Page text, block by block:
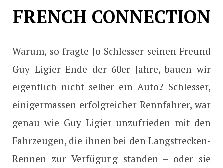
FRENCH CONNECTION
Warum, so fragte Jo Schlesser seinen Freund
Guy Ligier Ende der 60er Jahre, bauen wir
eigentlich nicht selber ein Auto? Schlesser,
einigermassen erfolgreicher Rennfahrer, war
genau wie Guy Ligier unzufrieden mit den
Fahrzeugen, die ihnen bei den Langstrecken-
Rennen zur Verfügung standen – oder sie